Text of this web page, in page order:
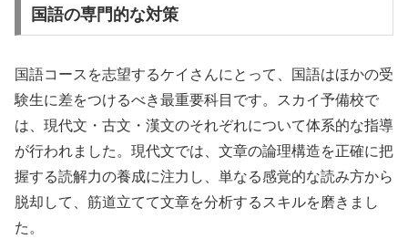
国語の専門的な対策
国語コースを志望するケイさんにとって、国語はほかの受
験生に差をつけるべき最重要科目です。スカイ予備校で
は、現代文・古文・漢文のそれぞれについて体系的な指導
が行われました。現代文では、文章の論理構造を正確に把
握する読解力の養成に注力し、単なる感覚的な読み方から
脱却して、筋道立てて文章を分析するスキルを磨きまし
た。